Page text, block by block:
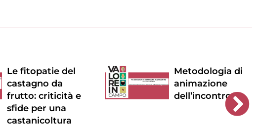
Le fitopatie del
castagno da
frutto: criticità e
sfide per una
castanicoltura
Metodologia di
animazione
dell’incontro